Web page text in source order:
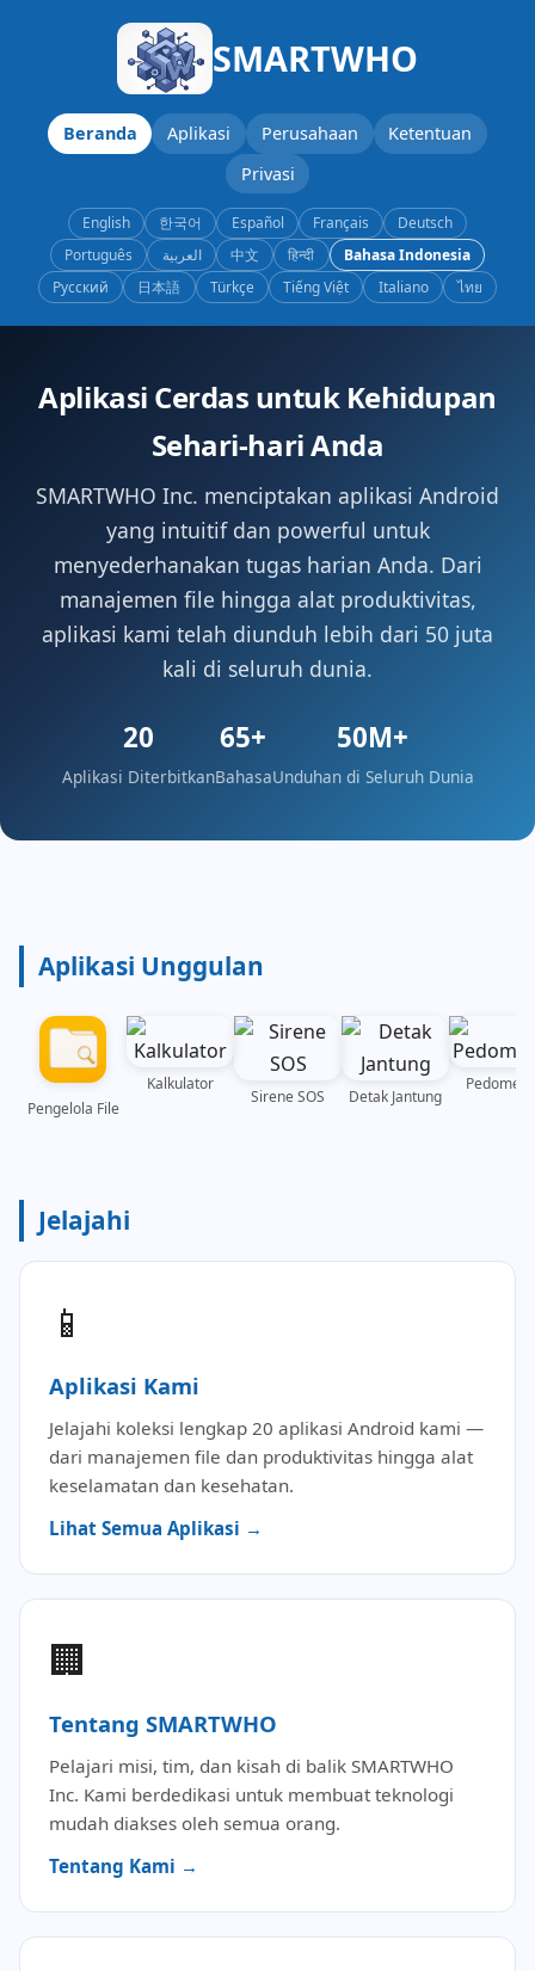
SMARTWHO
Beranda Aplikasi Perusahaan
Ketentuan
Privasi
English 한국어 Español Français
Deutsch
Português
العربية 中文 हिन्दी
Bahasa Indonesia
Русский
日本語 Türkçe Tiếng Việt Italiano ไทย
Aplikasi Cerdas untuk Kehidupan
Sehari-hari Anda
SMARTWHO Inc. menciptakan aplikasi Android
yang intuitif dan powerful untuk
menyederhanakan tugas harian Anda. Dari
manajemen file hingga alat produktivitas,
aplikasi kami telah diunduh lebih dari 50 juta
kali di seluruh dunia.
20
Aplikasi Diterbitkan
65+
Bahasa
50M+
Unduhan di Seluruh Dunia
Aplikasi Unggulan
Pengelola File
Kalkulator
Sirene SOS Detak Jantung
Jelajahi
📱
Aplikasi Kami
Jelajahi koleksi lengkap 20 aplikasi Android kami —
dari manajemen file dan produktivitas hingga alat
keselamatan dan kesehatan.
Lihat Semua Aplikasi →
🏢
Tentang SMARTWHO
Pelajari misi, tim, dan kisah di balik SMARTWHO
Inc. Kami berdedikasi untuk membuat teknologi
mudah diakses oleh semua orang.
Tentang Kami →